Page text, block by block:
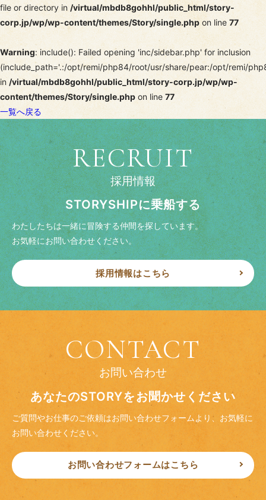
file or directory in/virtual/mbdb8gohhl/public_html/story-
corp.jp/wp/wp-content/themes/Story/single.php on line77
Warning: include(): Failed opening 'inc/sidebar.php' for inclusion
(include_path='.:/opt/remi/php84/root/usr/share/pear:/opt/remi/
in/virtual/mbdb8gohhl/public_html/story-corp.jp/wp/wp-
content/themes/Story/single.php on line 77
一覧へ戻る
RECRUIT
採用情報
STORYSHIPに乗船する
わたしたちは一緒に冒険する仲間を探しています。
お気軽にお問い合わせください。
採用情報はこちら
CONTACT
お問い合わせ
あなたのSTORYをお聞かせください
ご質問やお仕事のご依頼はお問い合わせフォームより、 お気軽に
お問い合わせください。
お問い合わせフォームはこちら